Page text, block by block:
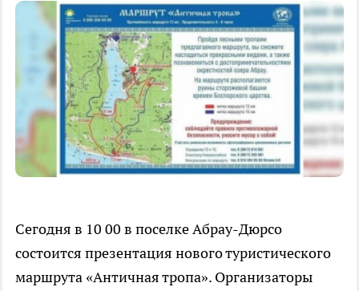
Сегодня в 10 00 в поселке Абрау-Дюрсо
состоится презентация нового туристического
маршрута «Античная тропа». Организаторы